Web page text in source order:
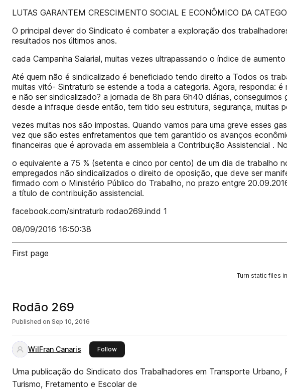
LUTAS GARANTEM CRESCIMENTO SOCIAL E ECONÔMICO DA
O principal dever do Sindicato é combater a exploração dos
resultados nos últimos anos.
cada Campanha Salarial, muitas vezes ultrapassando o índice de
Até quem não é sindicalizado é beneficiado tendo direito a Todos os
muitas vitó- Sintraturb se estende a toda a categoria. Agora, responda:
e não ser sindicalizado? a jornada de 8h para 6h40 diárias,
desde a infraque desde então, tem tido seu estrutura, segurança, muitas
vezes multas nos são impostas. Quando vamos para uma greve esses
vez que são estes enfretamentos que tem garantido os avanços
financeiras que é aprovada em assembleia a Contribuição Assistencial .
o equivalente a 75 % (setenta e cinco por cento) de um dia de trabalho
empregados não sindicalizados o direito de oposição, que deve ser
firmado com o Ministério Público do Trabalho, no prazo entgre
a título de contribuição assistencial.
facebook.com/sintraturb rodao269.indd 1
08/09/2016 16:50:38
First page
Turn static files
Rodão 269
Published on Sep 10, 2016
WilFran Canaris Followthis publisher
Uma publicação do Sindicato dos Trabalhadores em Transporte Urbano,
Turismo, Fretamento e Escolar de